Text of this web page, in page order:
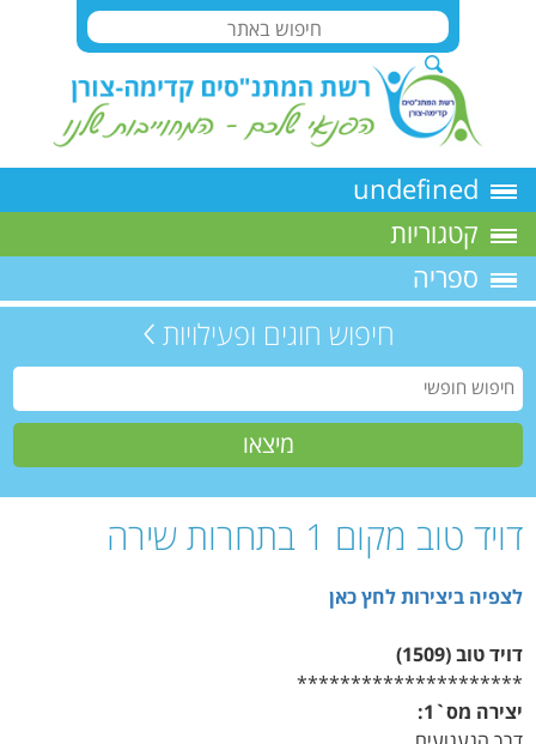
undefined
קטגוריות
ספריה
חיפוש חוגים ופעילויות
דויד טוב מקום 1 בתחרות שירה
לצפיה ביצירות לחץ כאן
דויד טוב (1509)
*********************
יצירה מס`1: